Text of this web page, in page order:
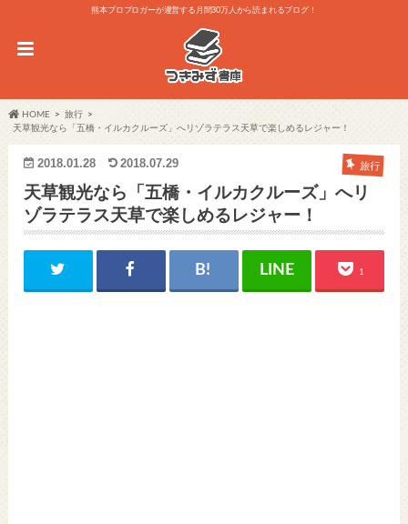
熊本プロブロガーが運営する月間30万人から読まれるブログ！
HOME
旅行
天草観光なら「五橋・イルカクルーズ」へリゾラテラス天草で楽しめるレジャー！
2018.01.28 2018.07.29 旅行
天草観光なら「五橋・イルカクルーズ」へリ
ゾラテラス天草で楽しめるレジャー！
1